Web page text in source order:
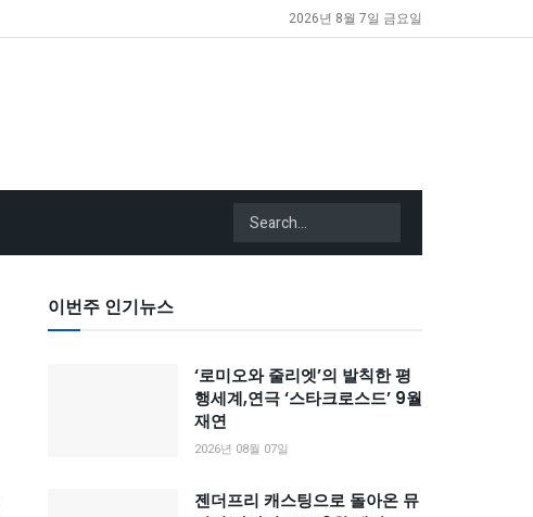
2026년 8월 7일 금요일
이번주 인기뉴스
‘로미오와 줄리엣’의 발칙한 평
행세계,연극 ‘스타크로스드’ 9월
재연
2026년 08월 07일
젠더프리 캐스팅으로 돌아온 뮤